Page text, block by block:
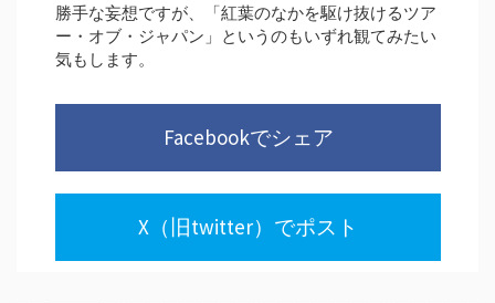
勝手な妄想ですが、「紅葉のなかを駆け抜けるツア
ー・オブ・ジャパン」というのもいずれ観てみたい
気もします。
Facebookでシェア
X（旧twitter）でポスト